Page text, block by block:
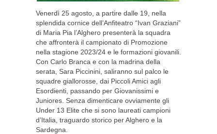
Venerdì 25 agosto, a partire dalle 19, nella
splendida cornice dell’Anfiteatro “Ivan Graziani”
di Maria Pia l’Alghero presenterà la squadra
che affronterà il campionato di Promozione
nella stagione 2023/24 e le formazioni giovanili.
Con Carlo Branca e con la madrina della
serata, Sara Piccinini, saliranno sul palco le
squadre giallorosse, dai Piccoli Amici agli
Esordienti, passando per Giovanissimi e
Juniores. Senza dimenticare ovviamente gli
Under 13 Elite che si sono laureati campioni
d’Italia, traguardo storico per Alghero e la
Sardegna.